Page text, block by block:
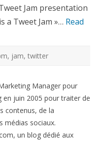
Jam presentation
a Tweet Jam »… Read
, jam, twitter
Manager pour
juin 2005 pour traiter de
contenus, de la
médias sociaux.
un blog dédié aux